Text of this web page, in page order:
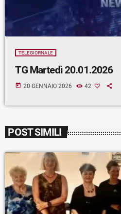
TELEGIORNALE
TG Martedì 20.01.2026
today 20 GENNAIO 2026 42
POST SIMILI